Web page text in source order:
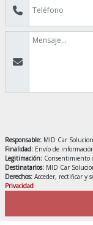
Responsable: MID Car
Finalidad: Envío de
Legitimación: Consentimiento
Destinatarios: MID Car
Derechos: Acceder, rectificar y
Privacidad